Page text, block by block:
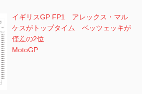
イギリスGP FP1 アレックス・マル
ケスがトップタイム ベッツェッキが
僅差の2位
MotoGP